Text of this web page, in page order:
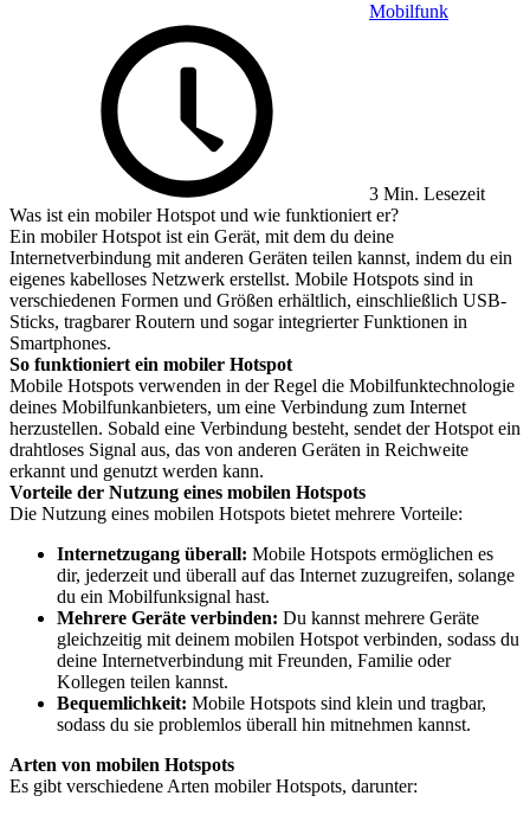
Mobilfunk
3 Min. Lesezeit
Was ist ein mobiler Hotspot und wie funktioniert er?
Ein mobiler Hotspot ist ein Gerät, mit dem du deine
Internetverbindung mit anderen Geräten teilen kannst, indem du ein
eigenes kabelloses Netzwerk erstellst. Mobile Hotspots sind in
verschiedenen Formen und Größen erhältlich, einschließlich USB-
Sticks, tragbarer Routern und sogar integrierter Funktionen in
Smartphones.
So funktioniert ein mobiler Hotspot
Mobile Hotspots verwenden in der Regel die Mobilfunktechnologie
deines Mobilfunkanbieters, um eine Verbindung zum Internet
herzustellen. Sobald eine Verbindung besteht, sendet der Hotspot ein
drahtloses Signal aus, das von anderen Geräten in Reichweite
erkannt und genutzt werden kann.
Vorteile der Nutzung eines mobilen Hotspots
Die Nutzung eines mobilen Hotspots bietet mehrere Vorteile:
Internetzugang überall: Mobile Hotspots ermöglichen es
dir, jederzeit und überall auf das Internet zuzugreifen, solange
du ein Mobilfunksignal hast.
Mehrere Geräte verbinden: Du kannst mehrere Geräte
gleichzeitig mit deinem mobilen Hotspot verbinden, sodass du
deine Internetverbindung mit Freunden, Familie oder
Kollegen teilen kannst.
Bequemlichkeit: Mobile Hotspots sind klein und tragbar,
sodass du sie problemlos überall hin mitnehmen kannst.
Arten von mobilen Hotspots
Es gibt verschiedene Arten mobiler Hotspots, darunter: